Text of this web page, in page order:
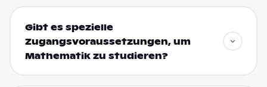
Gibt es spezielle
Zugangsvoraussetzungen, um
Mathematik zu studieren?